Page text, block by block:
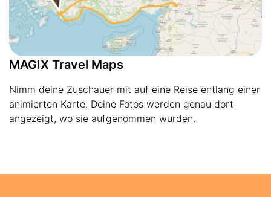
MAGIX Travel Maps
Nimm deine Zuschauer mit auf eine Reise entlang einer
animierten Karte. Deine Fotos werden genau dort
angezeigt, wo sie aufgenommen wurden.